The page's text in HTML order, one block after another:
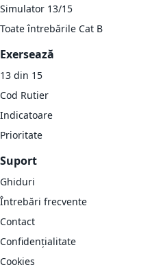
Simulator 13/15
Toate întrebările Cat B
Exersează
13 din 15
Cod Rutier
Indicatoare
Prioritate
Suport
Ghiduri
Întrebări frecvente
Contact
Confidențialitate
Cookies